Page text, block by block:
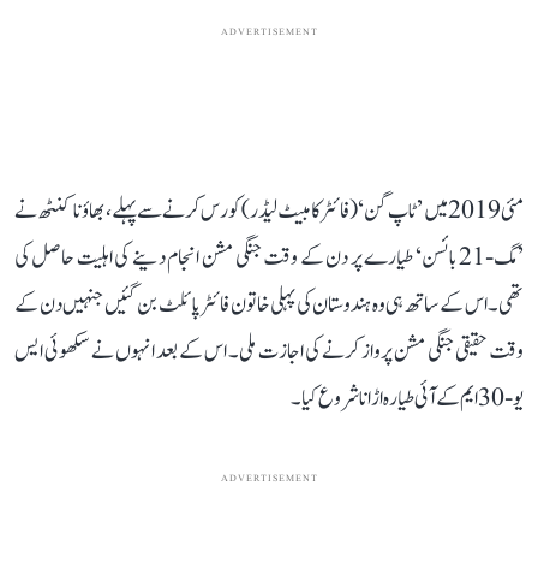
ADVERTISEMENT
مئی 2019 میں ’ٹاپ گن‘ (فائٹر کامبیٹ لیڈر) کورس کرنے سے پہلے، بھاؤنا کنٹھ نے
’مگ-21 بائسن‘ طیارے پر دن کے وقت جنگی مشن انجام دینے کی اہلیت حاصل کی
تھی۔ اس کے ساتھ ہی وہ ہندوستان کی پہلی خاتون فائٹر پائلٹ بن گئیں جنہیں دن کے
وقت حقیقی جنگی مشن پرواز کرنے کی اجازت ملی۔ اس کے بعد انہوں نے سکھوئی ایس
یو-30 ایم کے آئی طیارہ اڑانا شروع کیا۔
ADVERTISEMENT